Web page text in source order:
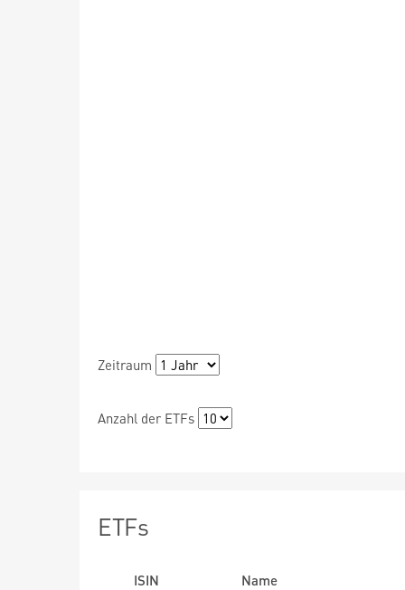
Zeitraum
Anzahl der ETFs
ETFs
ISIN
Name